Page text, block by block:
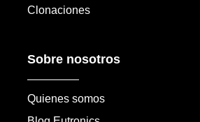
Clonaciones
Sobre nosotros
Quienes somos